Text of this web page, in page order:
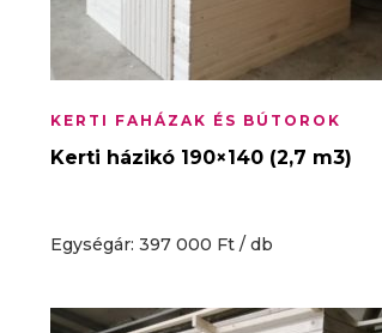
KERTI FAHÁZAK ÉS BÚTOROK
Kerti házikó 190×140 (2,7 m3)
Egységár: 397 000 Ft / db